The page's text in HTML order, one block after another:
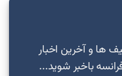
ها و آخرین اخبار
باخبر شوید...